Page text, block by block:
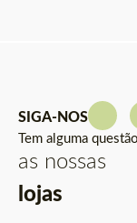
SIGA-NOS
Tem alguma
as nossas
lojas